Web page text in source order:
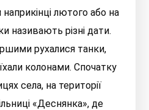
лютого або на
називають різні дати.
рухалися танки,
колонами. Спочатку
села, на території
«Деснянка», де